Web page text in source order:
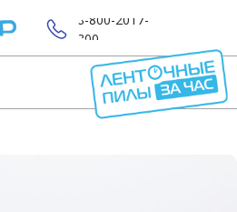
8-800-2017-
800